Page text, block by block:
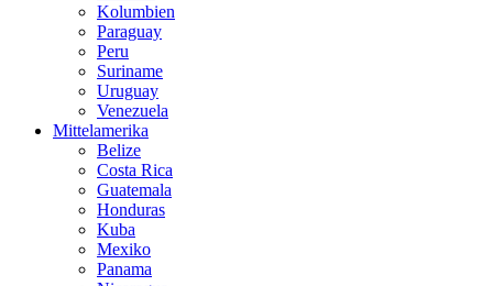
Kolumbien
Paraguay
Peru
Suriname
Uruguay
Venezuela
Mittelamerika
Belize
Costa Rica
Guatemala
Honduras
Kuba
Mexiko
Panama